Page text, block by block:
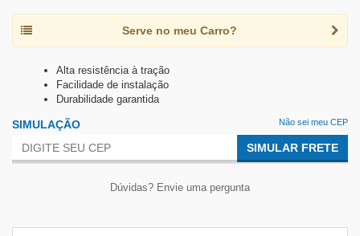
Serve no meu Carro?
Alta resistência à tração
Facilidade de instalação
Durabilidade garantida
SIMULAÇÃO Não sei meu CEP
SIMULAR FRETE
Dúvidas? Envie uma pergunta